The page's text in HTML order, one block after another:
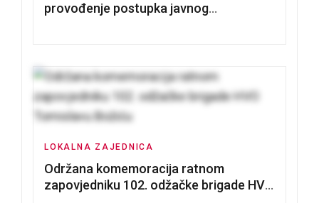
provođenje postupka javnog
LOKALNA ZAJEDNICA
Održana komemoracija ratnom
zapovjedniku 102. odžačke brigade HVO